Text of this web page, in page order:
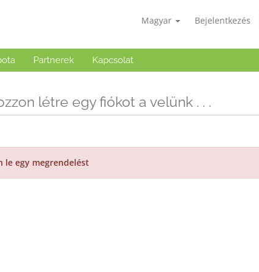
Magyar Bejelentkezés
Partnerek Kapcsolat
létre egy fiókot a velünk . . .
le egy megrendelést